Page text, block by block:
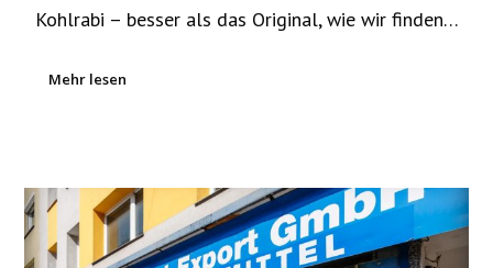
Kohlrabi – besser als das Original, wie wir finden…
Mehr lesen